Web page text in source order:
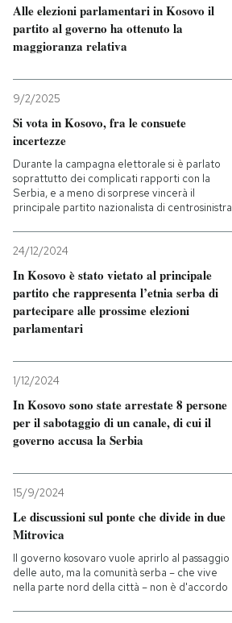
Alle elezioni parlamentari in Kosovo il
partito al governo ha ottenuto la
maggioranza relativa
9/2/2025
Si vota in Kosovo, fra le consuete
incertezze
Durante la campagna elettorale si è parlato
soprattutto dei complicati rapporti con la
Serbia, e a meno di sorprese vincerà il
principale partito nazionalista di centrosinistra
24/12/2024
In Kosovo è stato vietato al principale
partito che rappresenta l’etnia serba di
partecipare alle prossime elezioni
parlamentari
1/12/2024
In Kosovo sono state arrestate 8 persone
per il sabotaggio di un canale, di cui il
governo accusa la Serbia
15/9/2024
Le discussioni sul ponte che divide in due
Mitrovica
Il governo kosovaro vuole aprirlo al passaggio
delle auto, ma la comunità serba – che vive
nella parte nord della città – non è d'accordo